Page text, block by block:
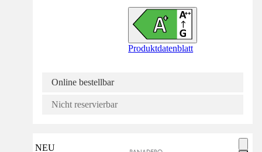
Produktdatenblatt
Online bestellbar
Nicht reservierbar
NEU